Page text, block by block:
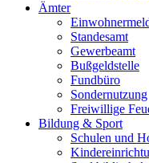
Ämter
Standesamt
Gewerbeamt
Bußgeldstelle
Fundbüro
Sondernutzung
Freiwillige
Bildung & Sport
Schulen und